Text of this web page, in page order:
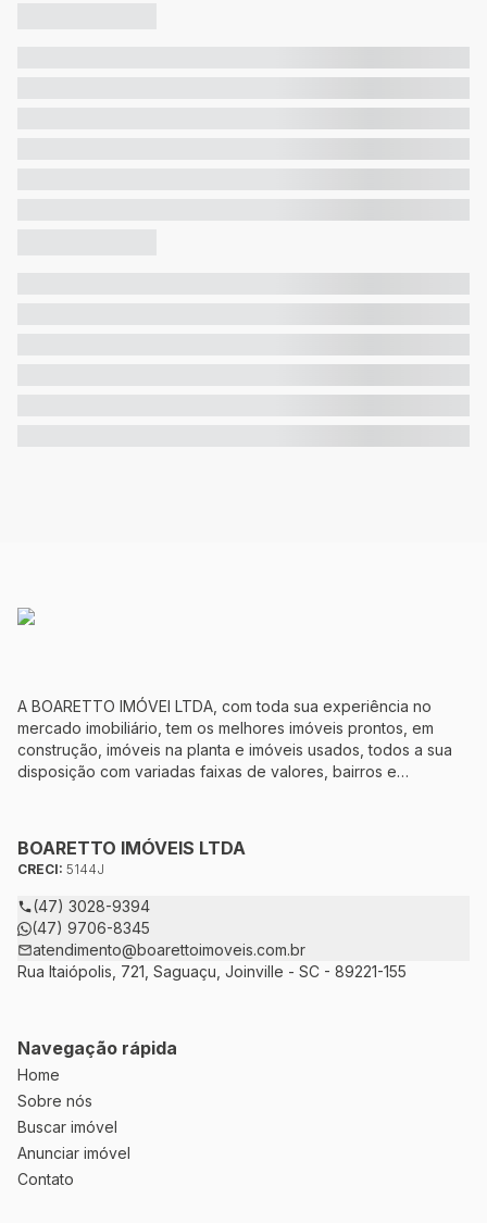
A BOARETTO IMÓVEI LTDA, com toda sua experiência no
mercado imobiliário, tem os melhores imóveis prontos, em
construção, imóveis na planta e imóveis usados, todos a sua
disposição com variadas faixas de valores, bairros e
ao CRECI-5144J – estarão sempre prontos para responder-lhe
todas as suas dúvidas sobre casas, apartamentos, terrenos,
salas comerciais e outros produtos imobiliários.
BOARETTO IMÓVEIS LTDA
CRECI: 5144J
(47) 3028-9394
(47) 9706-8345
atendimento@boarettoimoveis.com.br
Rua Itaiópolis, 721, Saguaçu, Joinville - SC - 89221-155
Navegação rápida
Home
Sobre nós
Buscar imóvel
Anunciar imóvel
Contato